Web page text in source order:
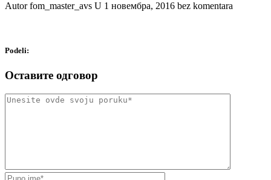
Autor fom_master_avs U 1 новембра, 2016 bez komentara
Podeli:
Оставите одговор